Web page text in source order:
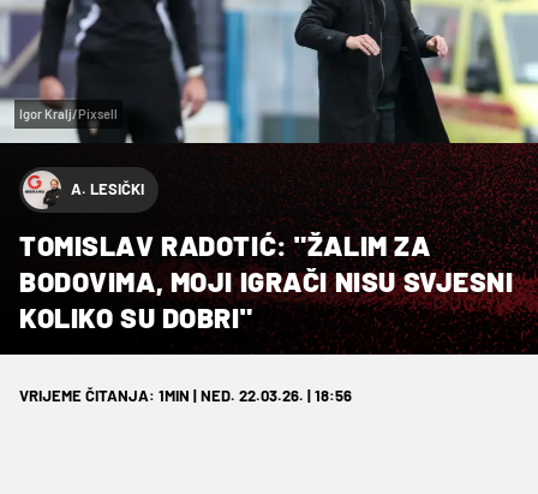
Igor Kralj/Pixsell
A. LESIČKI
TOMISLAV RADOTIĆ: "ŽALIM ZA
BODOVIMA, MOJI IGRAČI NISU SVJESNI
KOLIKO SU DOBRI"
VRIJEME ČITANJA: 1MIN | NED. 22.03.26. | 18:56